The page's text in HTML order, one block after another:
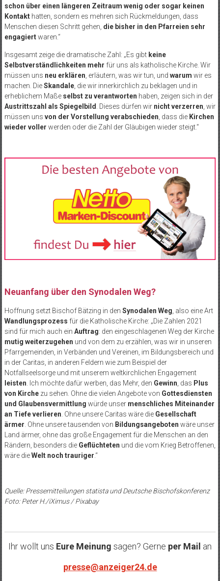
schon über einen längeren Zeitraum wenig oder sogar keinen
Kontakthatten, sondern es mehren sich Rückmeldungen, dass
Menschen diesen Schritt gehen, die bisher in den Pfarreien sehr
engagiertwaren.“
Insgesamt zeige die dramatische Zahl: „Es gibt keine
Selbstverständlichkeiten mehr für uns als katholische Kirche. Wir
müssen uns neu erklären , erläutern, was wir tun, und warum wir es
machen. DieSkandale, die wir innerkirchlich zu beklagen und in
erheblichem Maße selbst zu verantworten haben, zeigen sich in der
Austrittszahl als Spiegelbild
. Dieses dürfen wir nicht verzerren , wir
müssen uns von der Vorstellung verabschieden , dass die Kirchen
wieder voller werden oder die Zahl der Gläubigen wieder steigt.“
Neuanfang über den Synodalen Weg?
Hoffnung setzt Bischof Bätzing in den Synodalen Weg , also eine Art
Wandlungsprozess für die Katholische Kirche: „Die Zahlen 2021
sind für mich auch ein Auftrag: den eingeschlagenen Weg der Kirche
mutig weiterzugehen und von dem zu erzählen, was wir in unseren
Pfarrgemeinden, in Verbänden und Vereinen, im Bildungsbereich und
in der Caritas, in anderen Feldern wie zum Beispiel der
Notfallseelsorge und mit unserem weltkirchlichen Engagement
leisten . Ich möchte dafür werben, das Mehr, den Gewinn , das Plus
von Kirchezu sehen. Ohne die vielen Angebote von Gottesdiensten
und Glaubensvermittlung würde unser menschliches Miteinander
an Tiefe verlieren . Ohne unsere Caritas wäre die Gesellschaft
ärmer . Ohne unsere tausenden von Bildungsangeboten wäre unser
Land ärmer, ohne das große Engagement für die Menschen an den
Rändern, besonders die Geflüchteten und die vom Krieg Betroffenen,
wäre dieWelt noch trauriger .“
Quelle: Pressemitteilungen statista und Deutsche Bischofskonferenz
Foto: Peter H./iXimus / Pixabay
Ihr wollt uns Eure Meinung sagen? Gerne per Mail an
presse@anzeiger24.de